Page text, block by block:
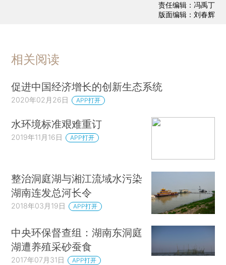
责任编辑：冯禹丁
版面编辑：刘春辉
相关阅读
促进中国经济增长的创新生态系统
2020年02月26日 APP打开
水环境标准艰难重订
2019年11月16日 APP打开
整治洞庭湖与湘江流域水污染
湖南连发总河长令
2018年03月19日 APP打开
中央环保督查组：湖南东洞庭
湖遭养殖采砂蚕食
2017年07月31日 APP打开